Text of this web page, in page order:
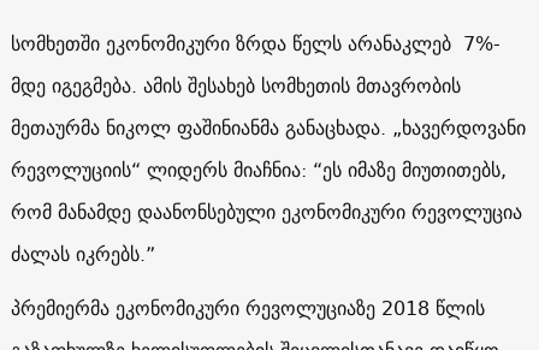
სომხეთში ეკონომიკური ზრდა წელს არანაკლებ 7%-
მდე იგეგმება. ამის შესახებ სომხეთის მთავრობის
მეთაურმა ნიკოლ ფაშინიანმა განაცხადა. „ხავერდოვანი
რევოლუციის“ ლიდერს მიაჩნია: “ეს იმაზე მიუთითებს,
რომ მანამდე დაანონსებული ეკონომიკური რევოლუცია
ძალას იკრებს.”
პრემიერმა ეკონომიკური რევოლუციაზე 2018 წლის